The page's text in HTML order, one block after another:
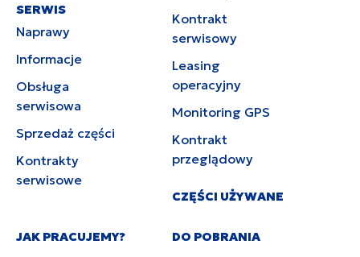
SERWIS
Naprawy
Informacje
Obsługa
serwisowa
Sprzedaż części
Kontrakty
serwisowe
Kontrakt
serwisowy
Leasing
operacyjny
Monitoring GPS
Kontrakt
przeglądowy
CZĘŚCI UŻYWANE
JAK PRACUJEMY? DO POBRANIA